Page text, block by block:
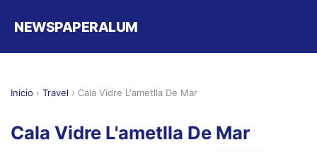
NEWSPAPERALUM
Inicio › Travel › Cala Vidre L'ametlla De Mar
Cala Vidre L'ametlla De Mar